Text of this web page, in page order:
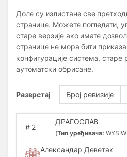
Доле су излистане све
странице. Можете погледати,
старе верзије ако имате
странице не мора бити
конфигурације система, старе
аутоматски обрисане.
Разврстај Број ревизије
#2
ДРАГОСЛАВ
(Тип уређивача:
Александар Деветак